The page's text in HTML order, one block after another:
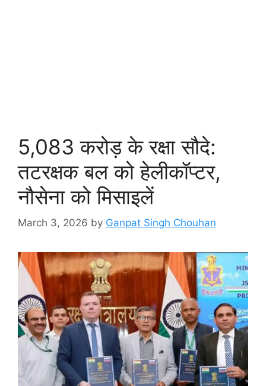
5,083 करोड़ के रक्षा सौदे:
तटरक्षक बल को हेलीकॉप्टर,
नौसेना को मिसाइलें
March 3, 2026 by Ganpat Singh Chouhan